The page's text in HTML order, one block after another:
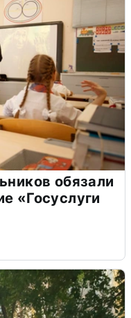
обязали
«Госуслуги